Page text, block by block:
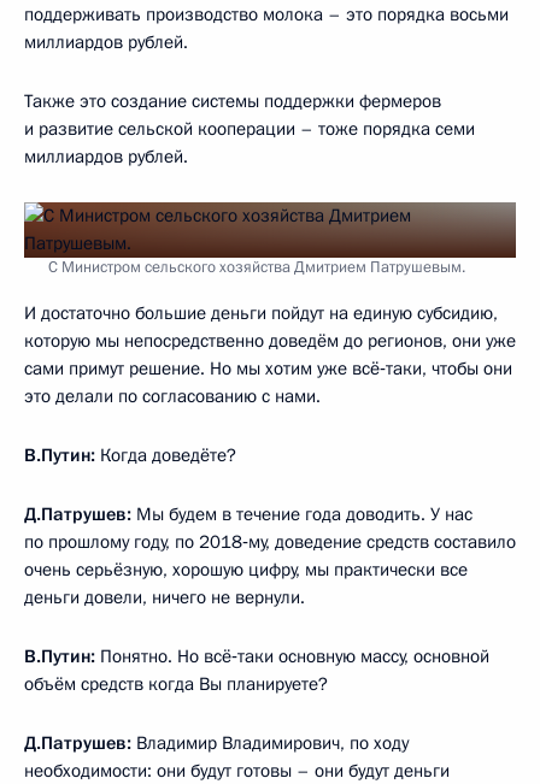
поддерживать производство молока – это порядка восьми
миллиардов рублей.
Также это создание системы поддержки фермеров
и развитие сельской кооперации – тоже порядка семи
миллиардов рублей.
С Министром сельского хозяйства Дмитрием Патрушевым.
И достаточно большие деньги пойдут на единую субсидию,
которую мы непосредственно доведём до регионов, они уже
сами примут решение. Но мы хотим уже всё‑таки, чтобы они
это делали по согласованию с нами.
В.Путин: Когда доведёте?
Д.Патрушев: Мы будем в течение года доводить. У нас
по прошлому году, по 2018‑му, доведение средств составило
очень серьёзную, хорошую цифру, мы практически все
деньги довели, ничего не вернули.
В.Путин: Понятно. Но всё‑таки основную массу, основной
объём средств когда Вы планируете?
Д.Патрушев: Владимир Владимирович, по ходу
необходимости: они будут готовы – они будут деньги